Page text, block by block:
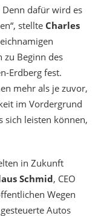
dafür wird es
stellte Charles
Beginn des
Erdberg fest.
mehr als je zuvor,
im Vordergrund
sich leisten können,
in Zukunft
Schmid, CEO
Wegen
Autos